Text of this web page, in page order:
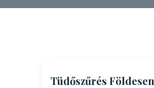
Tüdőszűrés Földesen